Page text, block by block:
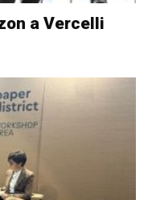
a Vercelli